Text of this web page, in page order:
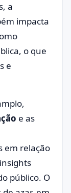
a
impacta
o que
e
e as
em relação
público. O